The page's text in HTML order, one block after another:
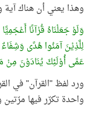
وهذا يعني أن هناك
وَلَوْ جَعَلْنَاهُ قُرْآنًا
لِلَّذِيْنَ آمَنُوا هُدًى
عَمًى أُوْلَئِكَ يُنَادَوْنَ مِنْ
واحدة تكرّر فيها